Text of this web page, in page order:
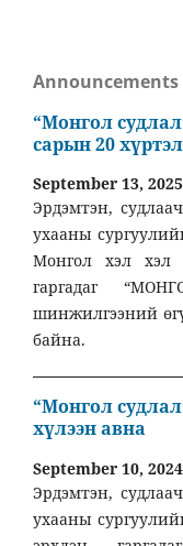
Announcements
“Монгол
сарын 20
September 13, 2025
Эрдэмтэн,
ухааны
Монгол хэл хэл
гаргадаг
шинжилгээний
байна.
“Монгол
хүлээн авна
September 10, 2024
Эрдэмтэн,
ухааны